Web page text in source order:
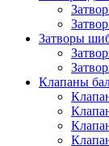
Затворы
Клапаны